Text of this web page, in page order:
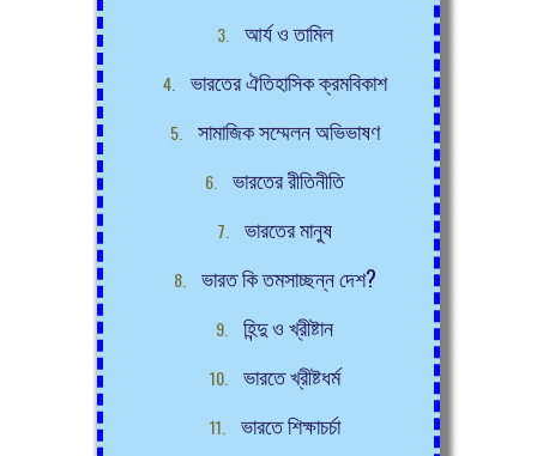
আর্য ও তামিল
ভারতের ঐতিহাসিক ক্রমবিকাশ
সামাজিক সম্মেলন অভিভাষণ
ভারতের রীতিনীতি
ভারতের মানুষ
ভারত কি তমসাচ্ছন্ন দেশ?
হিন্দু ও খ্রীষ্টান
ভারতে খ্রীষ্টধর্ম
ভারতে শিক্ষাচর্চা